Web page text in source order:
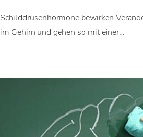
Schilddrüsenhormone bewirken
im Gehirn und gehen so mit einer…